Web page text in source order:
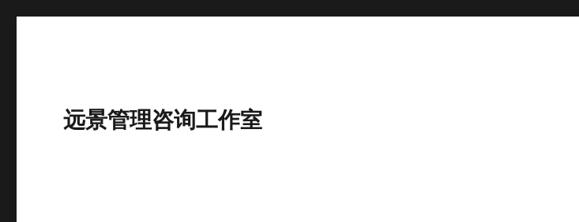
远景管理咨询工作室